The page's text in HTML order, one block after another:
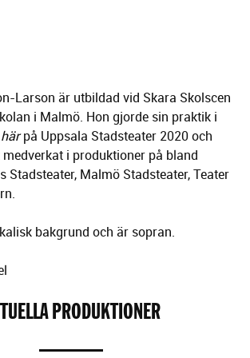
Larson är utbildad vid Skara Skolscen
i Malmö. Hon gjorde sin praktik i
på Uppsala Stadsteater 2020 och
i produktioner på bland
Stadsteater, Malmö Stadsteater, Teater
bakgrund och är sopran.
PRODUKTIONER